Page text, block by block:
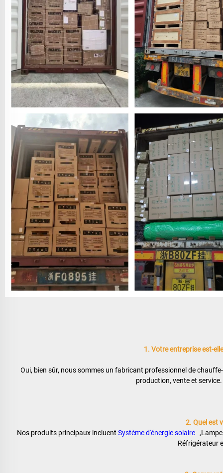
1. Votre entreprise est-
Oui, bien sûr, nous sommes un fabricant professionnel de
production, vente et
2. Quel est
Nos produits principaux incluent Système d'énergie solaire
Réfrigérateur